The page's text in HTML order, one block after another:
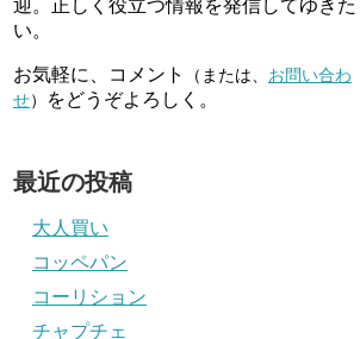
迎。正しく役立つ情報を発信してゆきた
い。
お気軽に、コメント （または、 お問い合わ
せ） をどうぞよろしく。
最近の投稿
大人買い
コッペパン
コーリション
チャプチェ